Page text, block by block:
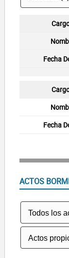
ACTOS